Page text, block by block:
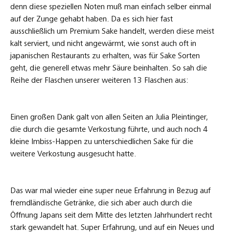
denn diese speziellen Noten muß man einfach selber einmal
auf der Zunge gehabt haben. Da es sich hier fast
ausschließlich um Premium Sake handelt, werden diese meist
kalt serviert, und nicht angewärmt, wie sonst auch oft in
japanischen Restaurants zu erhalten, was für Sake Sorten
geht, die generell etwas mehr Säure beinhalten. So sah die
Reihe der Flaschen unserer weiteren 13 Flaschen aus:
Einen großen Dank galt von allen Seiten an Julia Pleintinger,
die durch die gesamte Verkostung führte, und auch noch 4
kleine Imbiss-Happen zu unterschiedlichen Sake für die
weitere Verkostung ausgesucht hatte.
Das war mal wieder eine super neue Erfahrung in Bezug auf
fremdländische Getränke, die sich aber auch durch die
Öffnung Japans seit dem Mitte des letzten Jahrhundert recht
stark gewandelt hat. Super Erfahrung, und auf ein Neues und